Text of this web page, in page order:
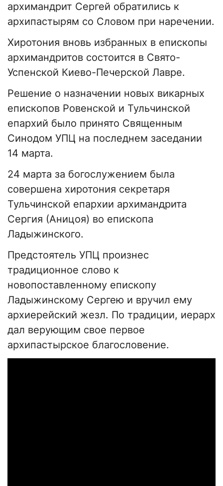
архимандрит Сергей обратились к
архипастырям со Словом при наречении.
Хиротония вновь избранных в епископы
архимандритов состоится в Свято-
Успенской Киево-Печерской Лавре.
Решение о назначении новых викарных
епископов Ровенской и Тульчинской
епархий было принято Священным
Синодом УПЦ на последнем заседании
14 марта.
24 марта за богослужением была
совершена хиротония секретаря
Тульчинской епархии архимандрита
Сергия (Аницоя) во епископа
Ладыжинского.
Предстоятель УПЦ произнес
традиционное слово к
новопоставленному епископу
Ладыжинскому Сергею и вручил ему
архиерейский жезл. По традиции, иерарх
дал верующим свое первое
архипастырское благословение.